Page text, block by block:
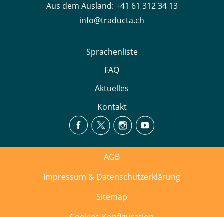
Aus dem Ausland: +41 61 312 34 13
info@traducta.ch
Sprachenliste
FAQ
Aktuelles
Kontakt
AGB
Impressum & Datenschutzerklärung
Sitemap